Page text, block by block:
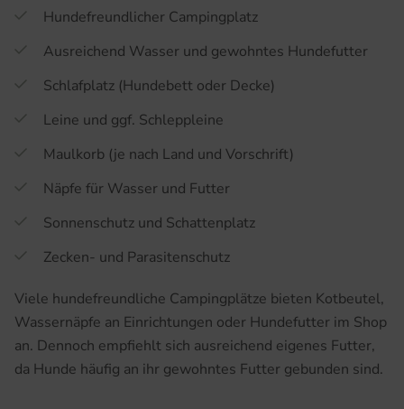
Hundefreundlicher Campingplatz
Ausreichend Wasser und gewohntes Hundefutter
Schlafplatz (Hundebett oder Decke)
Leine und ggf. Schleppleine
Maulkorb (je nach Land und Vorschrift)
Näpfe für Wasser und Futter
Sonnenschutz und Schattenplatz
Zecken- und Parasitenschutz
Viele hundefreundliche Campingplätze bieten Kotbeutel,
Wassernäpfe an Einrichtungen oder Hundefutter im Shop
an. Dennoch empfiehlt sich ausreichend eigenes Futter,
da Hunde häufig an ihr gewohntes Futter gebunden sind.